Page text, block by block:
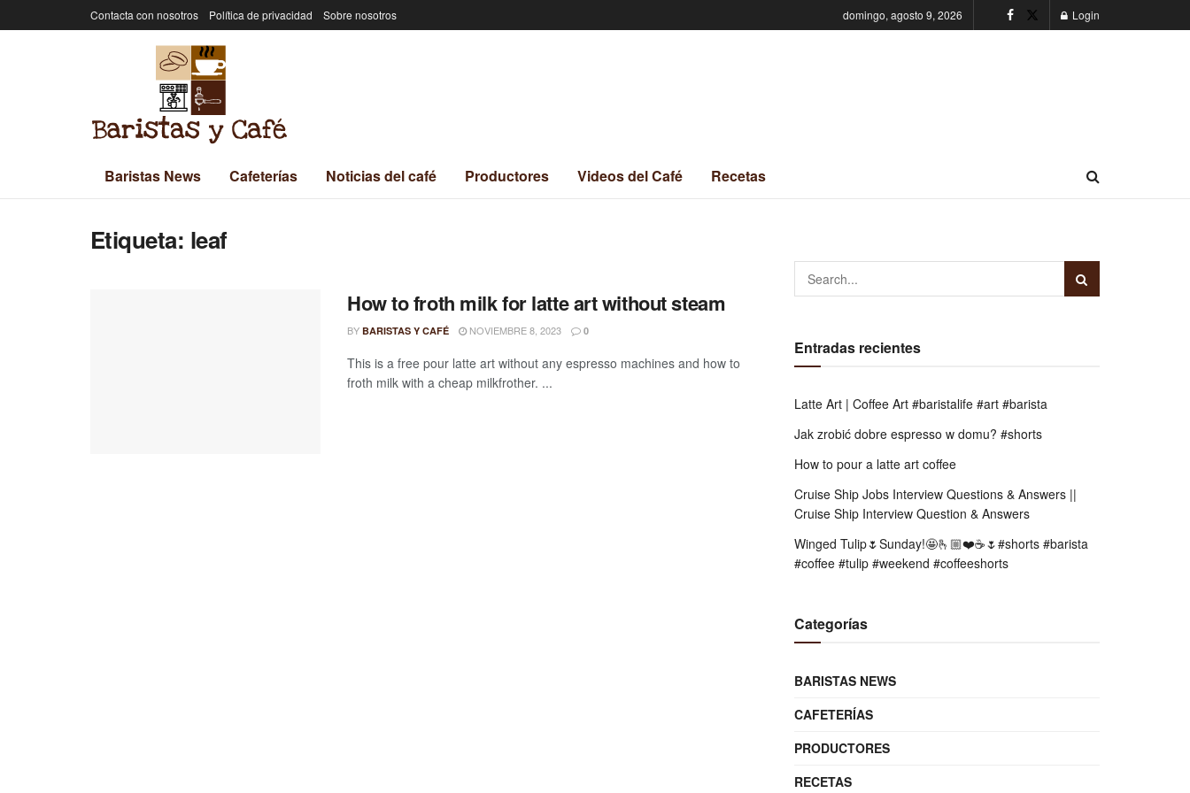
Contacta con nosotros Política de privacidad Sobre nosotros domingo, agosto 9, 2026 Login
Baristas News Cafeterías Noticias del café Productores Videos del Café Recetas
Etiqueta: leaf
How to froth milk for latte art without steam
BY BARISTAS Y CAFÉ NOVIEMBRE 8, 2023 0
This is a free pour latte art without any espresso machines and how to
froth milk with a cheap milkfrother. ...
Entradas recientes
Latte Art | Coffee Art #baristalife #art #barista
Jak zrobić dobre espresso w domu? #shorts
How to pour a latte art coffee
Cruise Ship Jobs Interview Questions & Answers ||
Cruise Ship Interview Question & Answers
Winged Tulip🌷Sunday!🤩🫰🏼❤️☕️🌷#shorts #barista
#coffee #tulip #weekend #coffeeshorts
Categorías
BARISTAS NEWS
CAFETERÍAS
PRODUCTORES
RECETAS